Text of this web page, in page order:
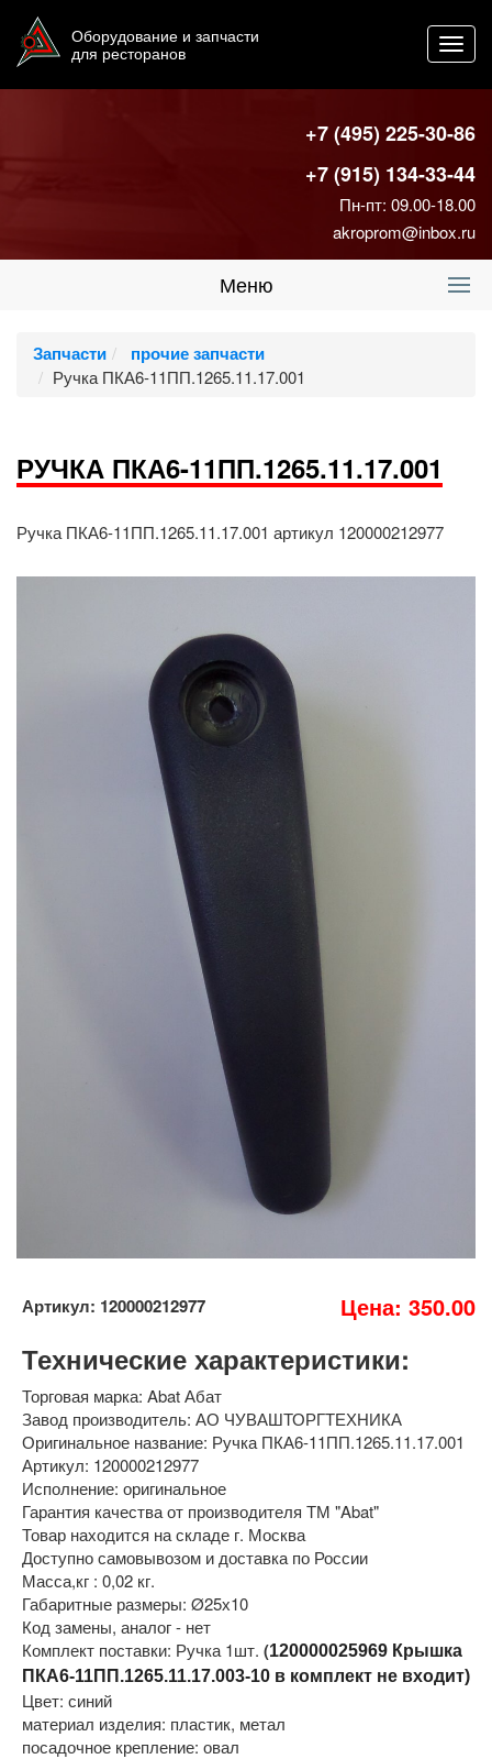
Оборудование и запчасти
для ресторанов
+7 (495) 225-30-86
+7 (915) 134-33-44
Пн-пт: 09.00-18.00
akroprom@inbox.ru
Меню
Запчасти прочие запчасти
Ручка ПКА6-11ПП.1265.11.17.001
РУЧКА ПКА6-11ПП.1265.11.17.001
Ручка ПКА6-11ПП.1265.11.17.001 артикул 120000212977
Артикул: 120000212977 Цена: 350.00
Технические характеристики:
Торговая марка: Abat Абат
Завод производитель: АО ЧУВАШТОРГТЕХНИКА
Оригинальное название: Ручка ПКА6-11ПП.1265.11.17.001
Артикул: 120000212977
Исполнение: оригинальное
Гарантия качества от производителя ТМ "Abat"
Товар находится на складе г. Москва
Доступно самовывозом и доставка по России
Масса,кг : 0,02 кг.
Габаритные размеры: Ø25х10
Код замены, аналог - нет
Комплект поставки: Ручка 1шт. (120000025969 Крышка
ПКА6-11ПП.1265.11.17.003-10 в комплект не входит)
Цвет: синий
материал изделия: пластик, метал
посадочное крепление: овал